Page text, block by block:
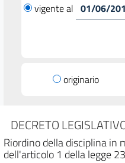
vigente al
originario
DECRETO
Riordino della disciplina in
dell'articolo 1 della legge